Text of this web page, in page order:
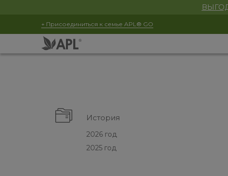
+ Присоединиться к семье APL® GO
История
2026 год
2025 год